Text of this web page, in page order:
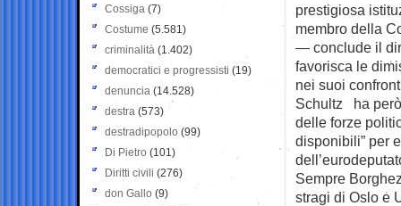
prestigiosa
membro della
— conclude il
favorisca le
nei suoi
Schultz ha però
delle forze
disponibili” per
Sempre
stragi di Oslo e
Cossiga (7)
Costume (5.581)
criminalità (1.402)
democratici e progressisti (19)
denuncia (14.528)
destra (573)
destradipopolo (99)
Di Pietro (101)
Diritti civili (276)
don Gallo (9)